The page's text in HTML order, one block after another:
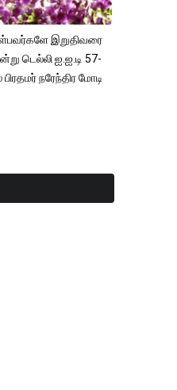
இறுதிவரை
டெல்லி ஐ.ஐ.டி 57-
நரேந்திர மோடி